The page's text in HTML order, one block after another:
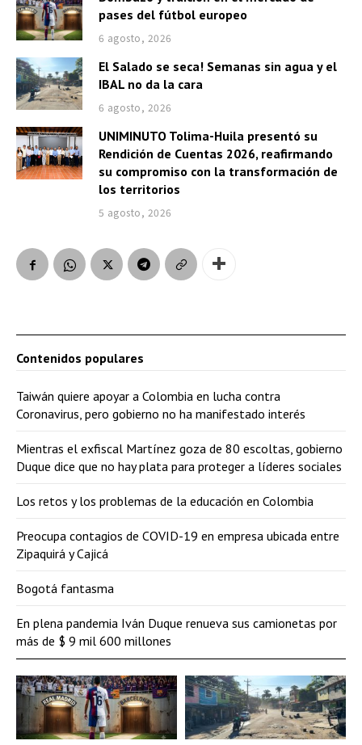
pases del fútbol europeo
6 agosto, 2026
El Salado se seca! Semanas sin agua y el
IBAL no da la cara
6 agosto, 2026
UNIMINUTO Tolima-Huila presentó su
Rendición de Cuentas 2026, reafirmando
su compromiso con la transformación de
los territorios
5 agosto, 2026
Contenidos populares
Taiwán quiere apoyar a Colombia en lucha contra
Coronavirus, pero gobierno no ha manifestado interés
Mientras el exfiscal Martínez goza de 80 escoltas, gobierno
Duque dice que no hay plata para proteger a líderes sociales
Los retos y los problemas de la educación en Colombia
Preocupa contagios de COVID-19 en empresa ubicada entre
Zipaquirá y Cajicá
Bogotá fantasma
En plena pandemia Iván Duque renueva sus camionetas por
más de $ 9 mil 600 millones